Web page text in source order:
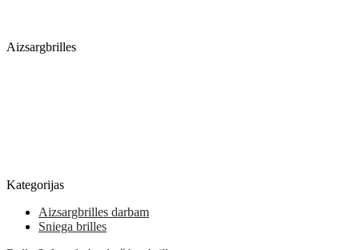
Aizsargbrilles
Kategorijas
Aizsargbrilles darbam
Sniega brilles